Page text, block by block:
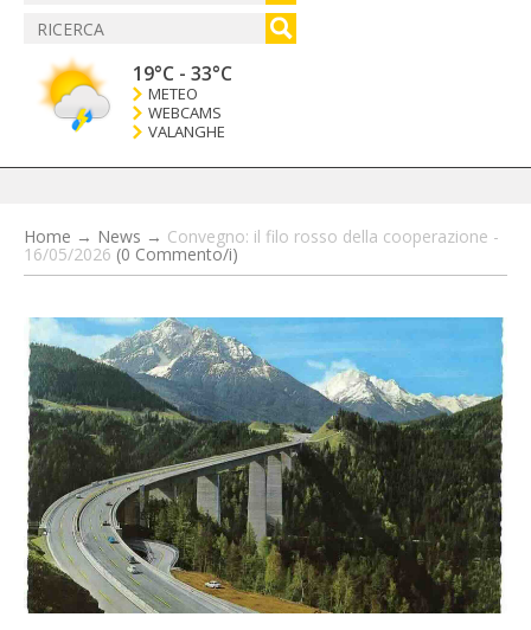
19°C - 33°C
METEO
WEBCAMS
VALANGHE
Home → News → Convegno: il filo rosso della cooperazione -
16/05/2026 (0 Commento/i)